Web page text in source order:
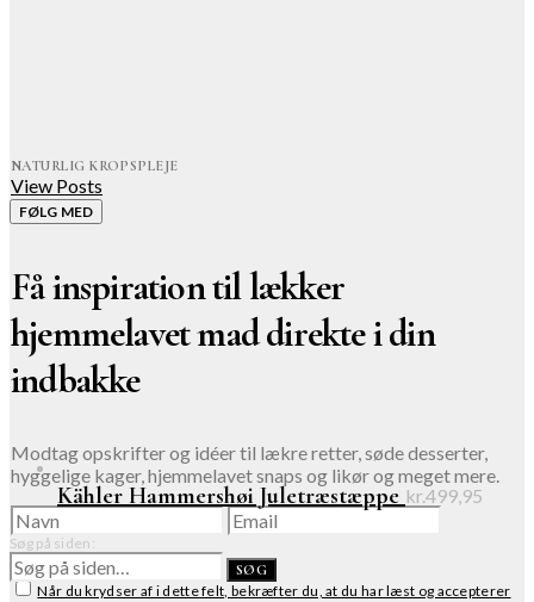
NATURLIG KROPSPLEJE
View Posts
FØLG MED
Få inspiration til lækker
hjemmelavet mad direkte i din
indbakke
Modtag opskrifter og idéer til lækre retter, søde desserter,
hyggelige kager, hjemmelavet snaps og likør og meget mere.
TILMELD
Når du krydser af i dette felt, bekræfter du, at du har læst og accepterer
Kähler Hammershøi Juletræstæppe kr.499,95
Søg på siden:
SØG